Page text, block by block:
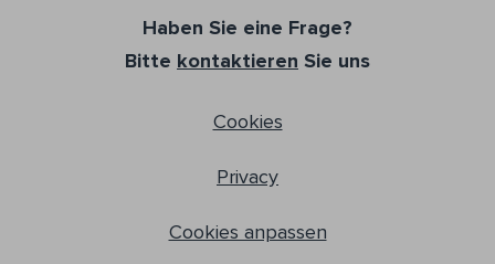
Haben Sie eine Frage?
Bitte kontaktieren Sie uns
Cookies
Privacy
Cookies anpassen